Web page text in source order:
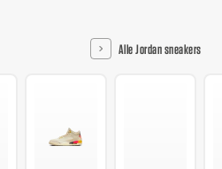
Alle Jordan sneakers